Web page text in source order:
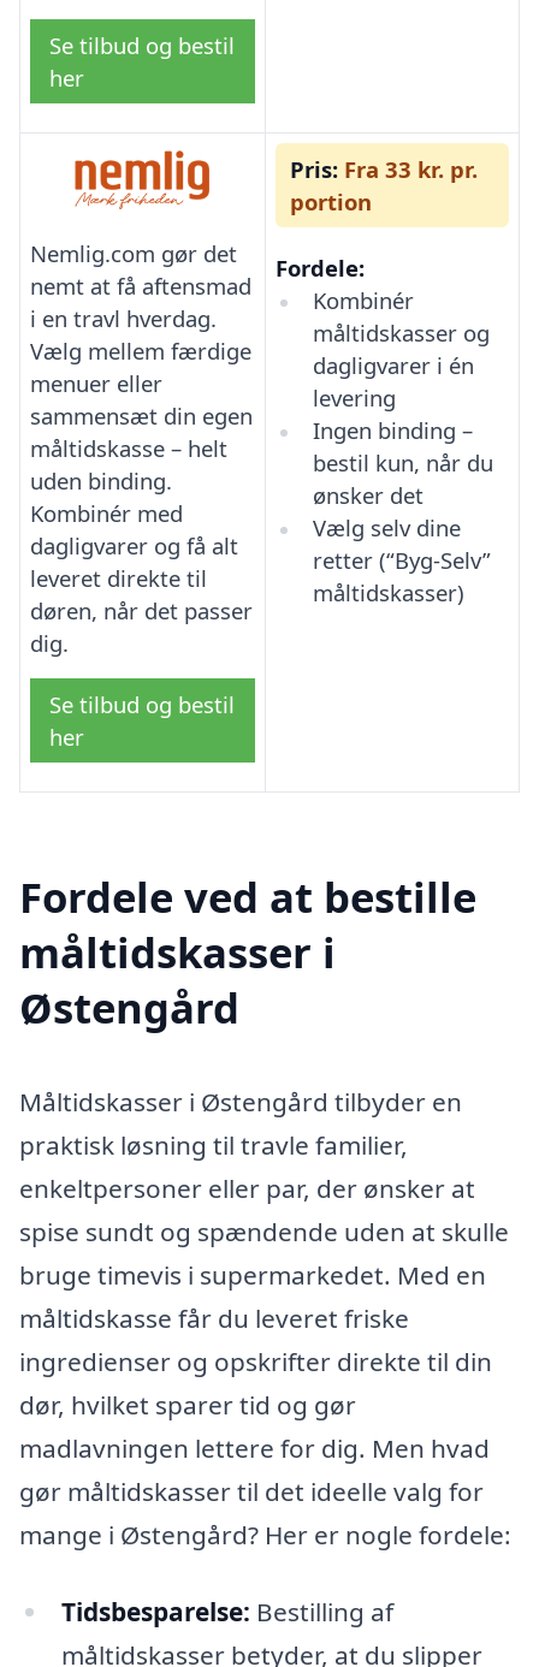
Se tilbud og bestil
her
Nemlig.com gør det
nemt at få aftensmad
i en travl hverdag.
Vælg mellem færdige
menuer eller
sammensæt din egen
måltidskasse – helt
uden binding.
Kombinér med
dagligvarer og få alt
leveret direkte til
døren, når det passer
dig.
Se tilbud og bestil
her
Pris: Fra 33 kr. pr.
portion
Fordele:
Kombinér
måltidskasser og
dagligvarer i én
levering
Ingen binding –
bestil kun, når du
ønsker det
Vælg selv dine
retter (“Byg-Selv”
måltidskasser)
Fordele ved at bestille
måltidskasser i
Østengård
Måltidskasser i Østengård tilbyder en
praktisk løsning til travle familier,
enkeltpersoner eller par, der ønsker at
spise sundt og spændende uden at skulle
bruge timevis i supermarkedet. Med en
måltidskasse får du leveret friske
ingredienser og opskrifter direkte til din
dør, hvilket sparer tid og gør
madlavningen lettere for dig. Men hvad
gør måltidskasser til det ideelle valg for
mange i Østengård? Her er nogle fordele:
Tidsbesparelse: Bestilling af
måltidskasser betyder, at du slipper